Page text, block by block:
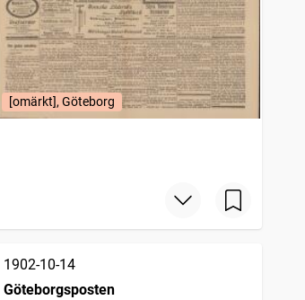
[omärkt], Göteborg
1902-10-14
Göteborgsposten